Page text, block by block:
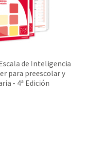
de Inteligencia
para preescolar y
- 4ª Edición